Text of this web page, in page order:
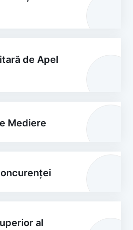
de Apel
Mediere
al